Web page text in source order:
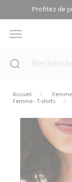
Profitez de
Accueil Femme
Femme - T-shirts
Panneau de gestion des